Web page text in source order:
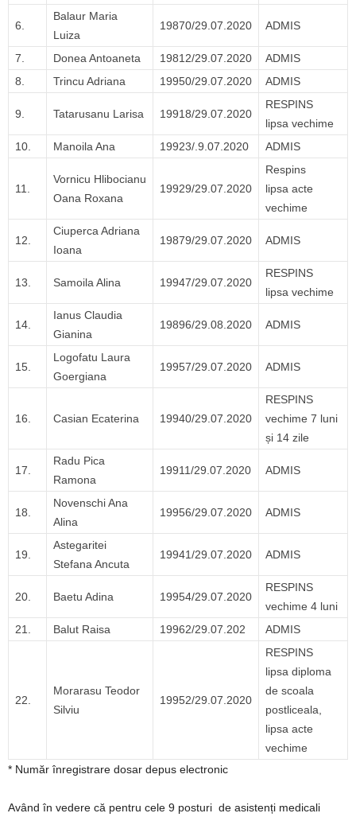
6.
Balaur Maria
Luiza
19870/29.07.2020 ADMIS
7. Donea Antoaneta 19812/29.07.2020
ADMIS
8.
Trincu Adriana 19950/29.07.2020 ADMIS
9. Tatarusanu Larisa 19918/29.07.2020
RESPINS
lipsa vechime
10.
Manoila Ana 19923/.9.07.2020 ADMIS
11.
Vornicu Hlibocianu
Oana Roxana
19929/29.07.2020
Respins
lipsa acte
vechime
12.
Ciuperca Adriana
Ioana
19879/29.07.2020 ADMIS
13. Samoila Alina 19947/29.07.2020
RESPINS
lipsa vechime
14.
Ianus Claudia
Gianina
19896/29.08.2020 ADMIS
15.
Logofatu Laura
Goergiana
19957/29.07.2020 ADMIS
16. Casian Ecaterina 19940/29.07.2020
RESPINS
vechime 7 luni
și 14 zile
17.
Radu Pica
Ramona
19911/29.07.2020 ADMIS
18.
Novenschi Ana
Alina
19956/29.07.2020 ADMIS
19.
Astegaritei
Stefana Ancuta
19941/29.07.2020 ADMIS
20. Baetu Adina 19954/29.07.2020
RESPINS
vechime 4 luni
21.
Balut Raisa 19962/29.07.202 ADMIS
22.
Morarasu Teodor
Silviu
19952/29.07.2020
RESPINS
lipsa diploma
de scoala
postliceala,
lipsa acte
vechime
* Număr înregistrare dosar depus electronic
Având în vedere că pentru cele 9 posturi de asistenți medicali